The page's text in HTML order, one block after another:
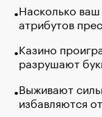
Насколько ваш
атрибутов
Казино
разрушают
Выживают
избавляются